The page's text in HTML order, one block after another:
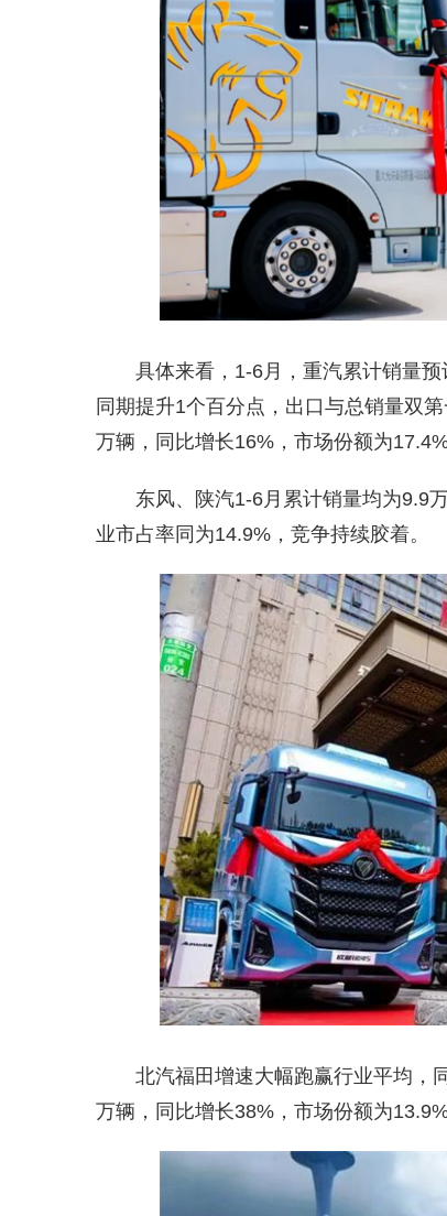
具体来看，1-6月，重汽累计销量
同期提升1个百分点，出口与总销量双
万辆，同比增长16%，市场份额为
东风、陕汽1-6月累计销量均为9.9
业市占率同为14.9%，竞争持续胶着。
北汽福田增速大幅跑赢行业平均，
万辆，同比增长38%，市场份额为